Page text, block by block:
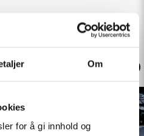
Om
for å gi innhold og